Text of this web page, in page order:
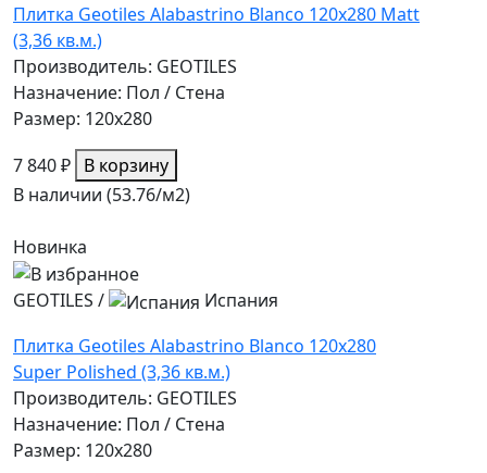
Плитка Geotiles Alabastrino Blanco 120x280 Matt
(3,36 кв.м.)
Производитель: GEOTILES
Назначение: Пол / Стена
Размер: 120x280
7 840 ₽ В корзину
В наличии (53.76/м2)
Новинка
GEOTILES /
Испания
Плитка Geotiles Alabastrino Blanco 120x280
Super Polished (3,36 кв.м.)
Производитель: GEOTILES
Назначение: Пол / Стена
Размер: 120x280